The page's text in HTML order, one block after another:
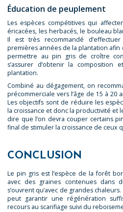
Éducation de peuplement
Les espèces compétitives qui
éricacées, les herbacés, le bouleau
Il est très recommandé
premières années de la plantation
permettre au pin gris de croître
s’assurer d’obtenir la
plantation.
Combiné au dégagement, on
précommerciale vers l’âge de 15 à 20
Les objectifs sont de réduire les
la croissance et donc la productivité et
dire que l’on devra couper certains
final de stimuler la croissance de ceux
CONCLUSION
Le pin gris est l’espèce de la forêt
avec des graines contenues dans
s’ouvrent qu’avec de grandes
peut garantir une régénération
recours au scarifiage suivi du